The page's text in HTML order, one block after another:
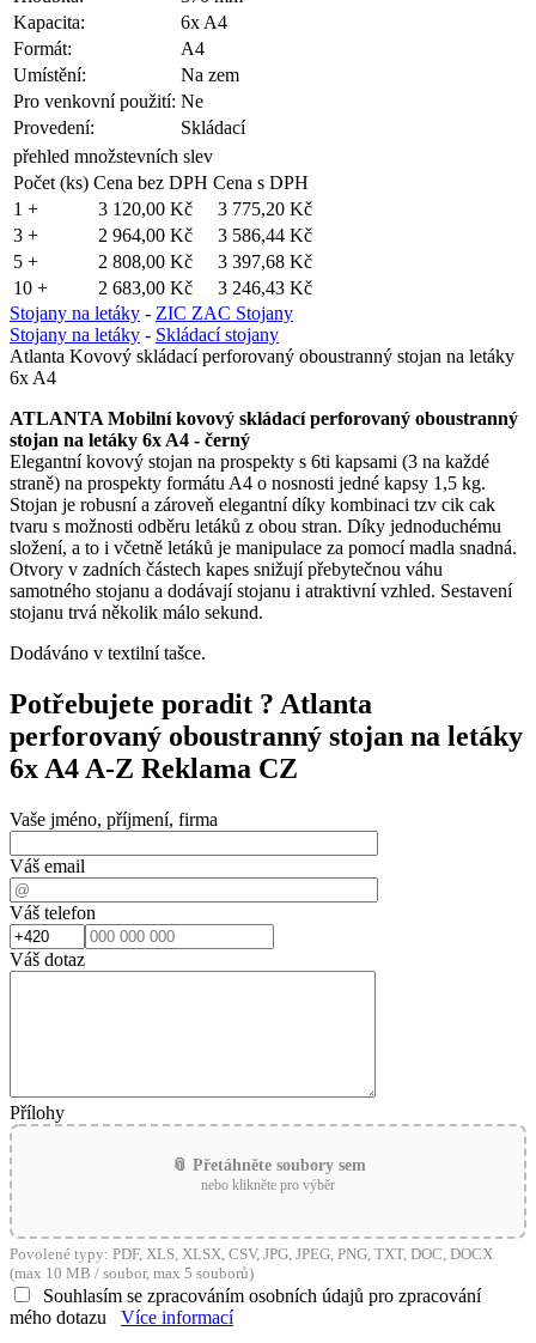
Kapacita:
6x A4
Formát:
A4
Umístění:
Na zem
Pro venkovní použití: Ne
Provedení:
Skládací
přehled množstevních slev
Počet (ks) Cena bez DPH Cena s DPH
1 +
3 120,00 Kč
3 775,20 Kč
3 +
2 964,00 Kč
3 586,44 Kč
5 +
2 808,00 Kč
3 397,68 Kč
10 +
2 683,00 Kč
3 246,43 Kč
Stojany na letáky - ZIC ZAC Stojany
Stojany na letáky - Skládací stojany
Atlanta Kovový skládací perforovaný oboustranný stojan na letáky
6x A4
ATLANTA Mobilní kovový skládací perforovaný oboustranný
stojan na letáky 6x A4 - černý
Elegantní kovový stojan na prospekty s 6ti kapsami (3 na každé
straně) na prospekty formátu A4 o nosnosti jedné kapsy 1,5 kg.
Stojan je robusní a zároveň elegantní díky kombinaci tzv cik cak
tvaru s možnosti odběru letáků z obou stran. Díky jednoduchému
složení, a to i včetně letáků je manipulace za pomocí madla snadná.
Otvory v zadních částech kapes snižují přebytečnou váhu
samotného stojanu a dodávají stojanu i atraktivní vzhled. Sestavení
stojanu trvá několik málo sekund.
Dodáváno v textilní tašce.
Potřebujete poradit ? Atlanta
perforovaný oboustranný stojan na letáky
6x A4 A-Z Reklama CZ
Vaše jméno, příjmení, firma
Váš email
Váš telefon
Váš dotaz
Přílohy
📎 Přetáhněte soubory sem
nebo klikněte pro výběr
Povolené typy: PDF, XLS, XLSX, CSV, JPG, JPEG, PNG, TXT, DOC, DOCX
(max 10 MB / soubor, max 5 souborů)
Souhlasím se zpracováním osobních údajů pro zpracování
mého dotazu
Více informací